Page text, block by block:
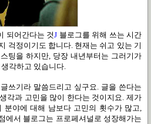
되어간다는 것J 블로그를 위해 쓰는 시간
걱정이기도 합니다. 현재는 쉬고 있는 기
팅을 하지만, 당장 내년부터는 그러기가
각하고 있습니다.
쓰기라 말씀드리고 싶구요. 글을 쓴다는
각과 고민을 많이 한다는 것이지요. 제가
분야에 대해 남보다 고민의 횟수가 많고,
에서 블로그는 프로페셔널로 성장해가는